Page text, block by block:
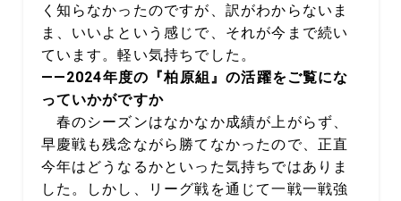
く知らなかったのですが、訳がわからないま
ま、いいよという感じで、それが今まで続い
ています。軽い気持ちでした。
――2024年度の『柏原組』の活躍をご覧にな
っていかがですか
春のシーズンはなかなか成績が上がらず、
早慶戦も残念ながら勝てなかったので、正直
今年はどうなるかといった気持ちではありま
した。しかし、リーグ戦を通じて一戦一戦強